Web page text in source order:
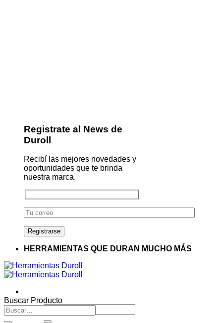
Registrate al News de
Duroll
Recibí las mejores novedades y
oportunidades que te brinda
nuestra marca.
HERRAMIENTAS QUE DURAN MUCHO MÁS
Buscar
por:
Buscar Producto
Buscar
por: